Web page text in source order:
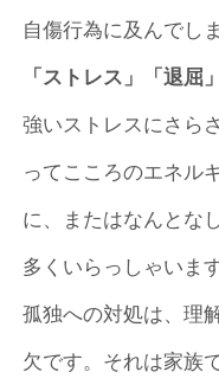
自傷行為に及んでし
「ストレス」「退屈
強いストレスにさら
ってこころのエネル
に、またはなんとな
多くいらっしゃいます
孤独への対処は、理
欠です。それは家族